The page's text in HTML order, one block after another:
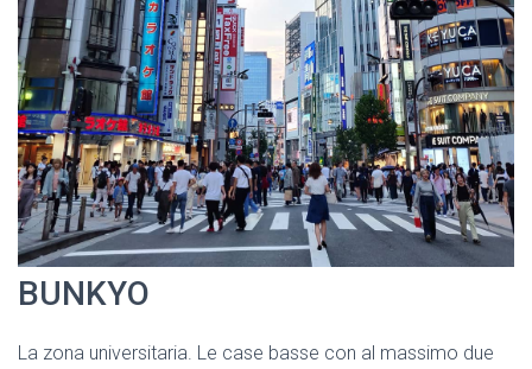
BUNKYO
La zona universitaria. Le case basse con al massimo due